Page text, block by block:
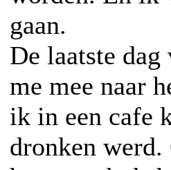
gaan.
De laatste
me mee naar
ik in een cafe
dronken